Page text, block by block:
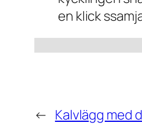
en klick
← Kalvlägg med